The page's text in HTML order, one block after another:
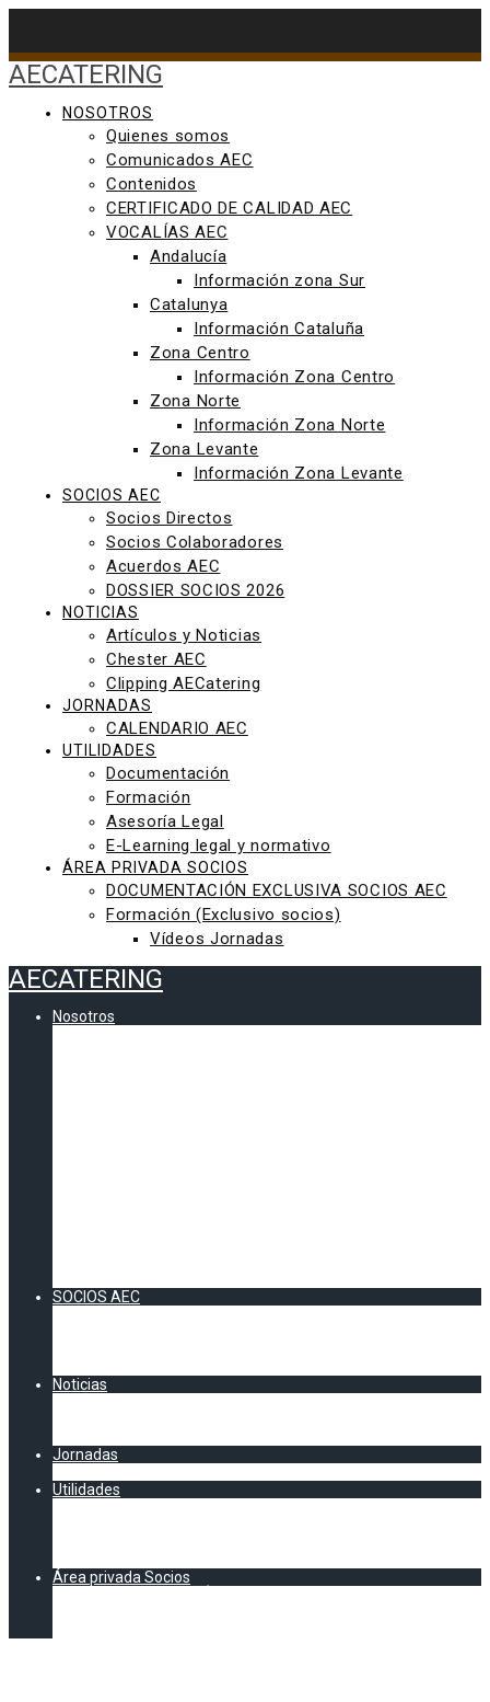
contenido
AECATERING
NOSOTROS
Quienes somos
Comunicados AEC
Contenidos
CERTIFICADO DE CALIDAD AEC
VOCALÍAS AEC
Andalucía
Información zona Sur
Catalunya
Información Cataluña
Zona Centro
Información Zona Centro
Zona Norte
Información Zona Norte
Zona Levante
Información Zona Levante
SOCIOS AEC
Socios Directos
Socios Colaboradores
Acuerdos AEC
DOSSIER SOCIOS 2026
NOTICIAS
Artículos y Noticias
Chester AEC
Clipping AECatering
JORNADAS
CALENDARIO AEC
UTILIDADES
Documentación
Formación
Asesoría Legal
E-Learning legal y normativo
ÁREA PRIVADA SOCIOS
DOCUMENTACIÓN EXCLUSIVA SOCIOS AEC
Formación (Exclusivo socios)
Vídeos Jornadas
AECATERING
Nosotros
SOCIOS AEC
Noticias
Jornadas
Utilidades
Área privada Socios